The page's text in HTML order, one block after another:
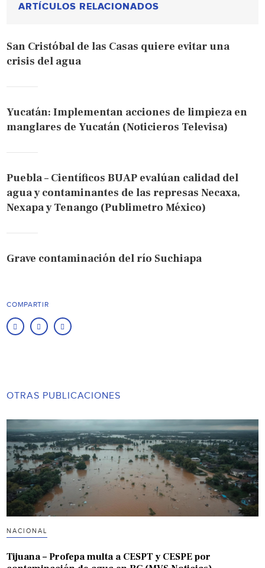
ARTÍCULOS RELACIONADOS
San Cristóbal de las Casas quiere evitar una
crisis del agua
Yucatán: Implementan acciones de limpieza en
manglares de Yucatán (Noticieros Televisa)
Puebla – Científicos BUAP evalúan calidad del
agua y contaminantes de las represas Necaxa,
Nexapa y Tenango (Publimetro México)
Grave contaminación del río Suchiapa
COMPARTIR
OTRAS PUBLICACIONES
NACIONAL
Tijuana – Profepa multa a CESPT y CESPE por